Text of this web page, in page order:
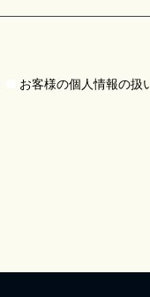
お客様の個人情報の扱